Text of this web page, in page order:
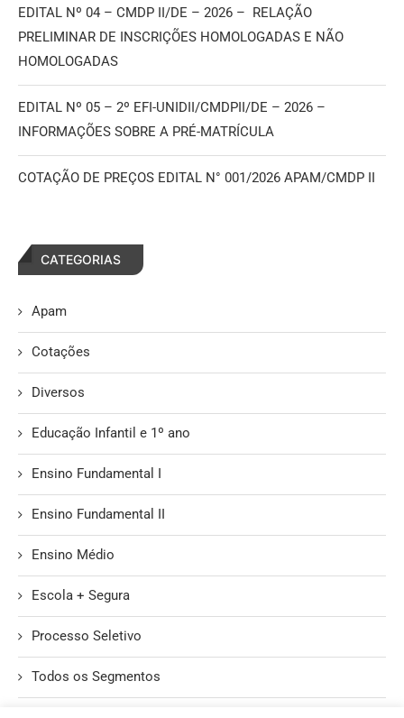
EDITAL Nº 04 – CMDP II/DE – 2026 – RELAÇÃO
PRELIMINAR DE INSCRIÇÕES HOMOLOGADAS E NÃO
HOMOLOGADAS
EDITAL Nº 05 – 2º EFI-UNIDII/CMDPII/DE – 2026 –
INFORMAÇÕES SOBRE A PRÉ-MATRÍCULA
COTAÇÃO DE PREÇOS EDITAL N° 001/2026 APAM/CMDP II
CATEGORIAS
Apam
Cotações
Diversos
Educação Infantil e 1º ano
Ensino Fundamental I
Ensino Fundamental II
Ensino Médio
Escola + Segura
Processo Seletivo
Todos os Segmentos